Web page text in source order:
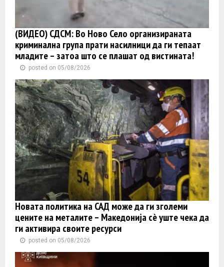
(ВИДЕО) СДСМ: Во Ново Село организираната
криминална група прати насилници да ги тепаат
младите – затоа што се плашат од вистината!
posted on 05/08/2026
Новата политика на САД може да ги зголеми
цените на металите – Македонија сè уште чека да
ги активира своите ресурси
posted on 05/08/2026